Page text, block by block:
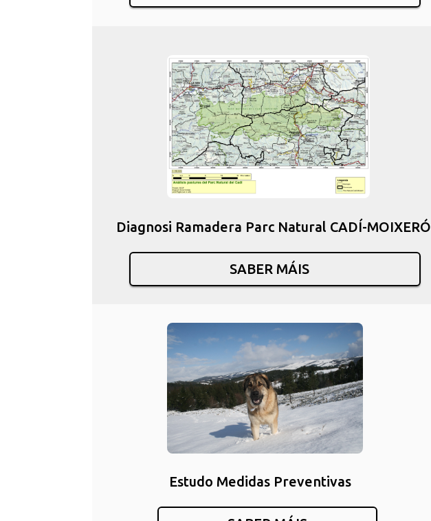
Diagnosi Ramadera Parc Natural CADÍ-MOIXERÓ
SABER MÁIS
Estudo Medidas Preventivas